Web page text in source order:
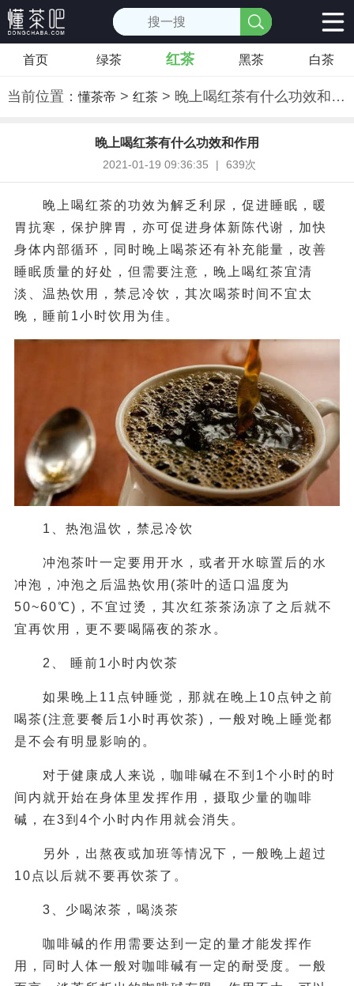
首页 绿茶 红茶 黑茶 白茶
当前位置：懂茶帝 > 红茶> 晚上喝红茶有什么功效和作用
晚上喝红茶有什么功效和作用
2021-01-19 09:36:35 | 639次
晚上喝红茶的功效为解乏利尿，促进睡眠，暖
胃抗寒，保护脾胃，亦可促进身体新陈代谢，加快
身体内部循环，同时晚上喝茶还有补充能量，改善
睡眠质量的好处，但需要注意，晚上喝红茶宜清
淡、温热饮用，禁忌冷饮，其次喝茶时间不宜太
晚，睡前1小时饮用为佳。
1、热泡温饮，禁忌冷饮
冲泡茶叶一定要用开水，或者开水晾置后的水
冲泡，冲泡之后温热饮用(茶叶的适口温度为
50~60℃)，不宜过烫，其次红茶茶汤凉了之后就不
宜再饮用，更不要喝隔夜的茶水。
2、 睡前1小时内饮茶
如果晚上11点钟睡觉，那就在晚上10点钟之前
喝茶(注意要餐后1小时再饮茶)，一般对晚上睡觉都
是不会有明显影响的。
对于健康成人来说，咖啡碱在不到1个小时的时
间内就开始在身体里发挥作用，摄取少量的咖啡
碱，在3到4个小时内作用就会消失。
另外，出熬夜或加班等情况下，一般晚上超过
10点以后就不要再饮茶了。
3、少喝浓茶，喝淡茶
咖啡碱的作用需要达到一定的量才能发挥作
用，同时人体一般对咖啡碱有一定的耐受度。一般